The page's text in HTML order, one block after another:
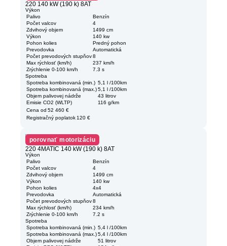
220 140 kW (190 k) 8AT
Výkon
Palivo
Benzín
Počet valcov
4
Zdvihový objem
1499 cm
Výkon
140 kw
Pohon kolies
Predný pohon
Prevodovka
Automatická
Počet prevodových stupňov 8
Max rýchlosť (km/h)
237 km/h
Zrýchlenie 0-100 km/h
7.3 s
Spotreba
Spotreba kombinovaná (min.) 5,1 l /100km
Spotreba kombinovaná (max.) 5,1 l /100km
Objem palivovej nádrže
43 litrov
Emisie CO2 (WLTP)
116 g/km
Cena od 52 460 €
Registračný poplatok 120 €
porovnať motorizáciu
220 4MATIC 140 kW (190 k) 8AT
Výkon
Palivo
Benzín
Počet valcov
4
Zdvihový objem
1499 cm
Výkon
140 kw
Pohon kolies
4x4
Prevodovka
Automatická
Počet prevodových stupňov 8
Max rýchlosť (km/h)
234 km/h
Zrýchlenie 0-100 km/h
7.2 s
Spotreba
Spotreba kombinovaná (min.) 5,4 l /100km
Spotreba kombinovaná (max.) 5,4 l /100km
Objem palivovej nádrže
51 litrov